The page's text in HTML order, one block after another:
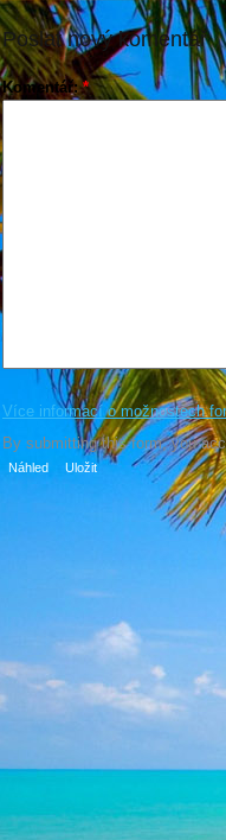
Poslat nový komentář
Komentář:*
Více informací o možnostech
By submitting this form, you